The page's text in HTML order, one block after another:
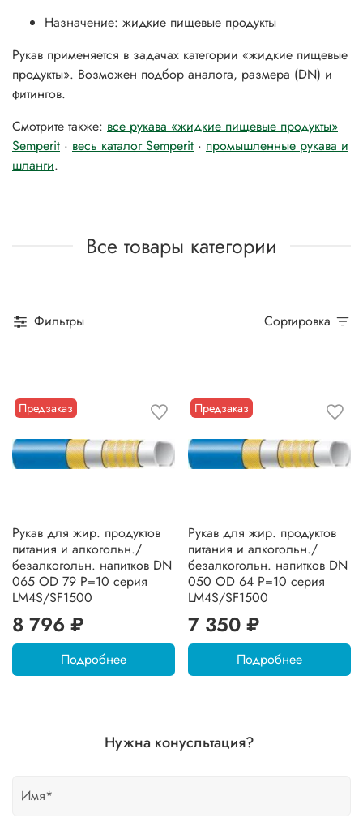
Назначение: жидкие пищевые продукты
Рукав применяется в задачах категории «жидкие пищевые
продукты». Возможен подбор аналога, размера (DN) и
фитингов.
Смотрите также: все рукава «жидкие пищевые продукты»
Semperit · весь каталог Semperit · промышленные рукава и
шланги.
Все товары категории
Фильтры Сортировка
Предзаказ
Рукав для жир. продуктов
питания и алкогольн./
безалкогольн. напитков DN
065 OD 79 P=10 серия
LM4S/SF1500
8 796 ₽
Подробнее
Предзаказ
Рукав для жир. продуктов
питания и алкогольн./
безалкогольн. напитков DN
050 OD 64 P=10 серия
LM4S/SF1500
7 350 ₽
Подробнее
Нужна конусльтация?